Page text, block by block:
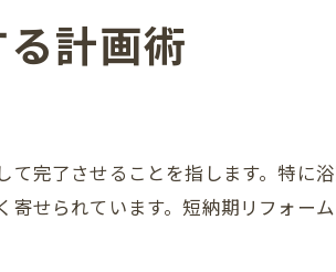
工期を把握して後悔回避
フォームの工期目安と短縮策
トバス選択が工期に与える影響
事の短納期実現ポイントまとめ
計画術
完了させることを指します。特に
せられています。短納期リフォー